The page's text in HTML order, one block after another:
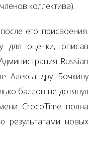
коллектива).
его присвоения.
для оценки, описав
Russian
Александру Бочкину
баллов не дотянул
CrocoTime полна
результатами новых